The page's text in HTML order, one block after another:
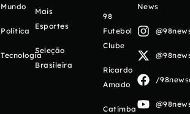
Mundo
Política
Tecnologia
Mais
Esportes
Seleção
Brasileira
98
Futebol
Clube
Ricardo
Amado
Catimba
News
/